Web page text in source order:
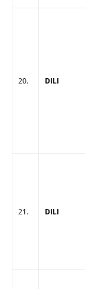
20. DILI
21. DILI